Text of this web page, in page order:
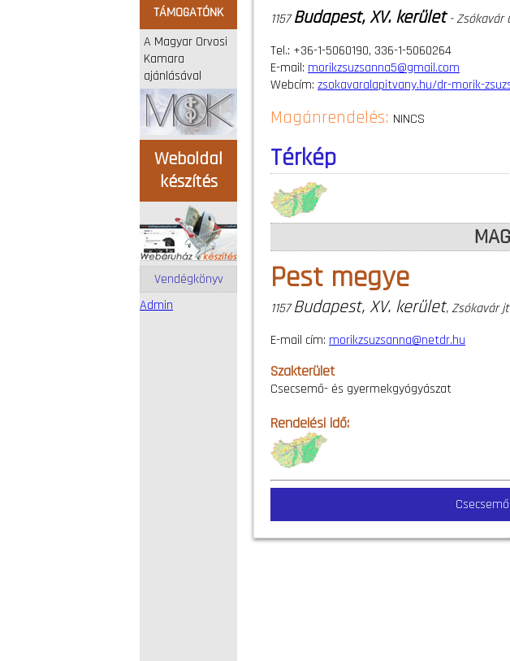
TÁMOGATÓNK
A Magyar Orvosi
Kamara
ajánlásával
Weboldal
készítés
Vendégkönyv
Admin
1157Budapest, XV. kerület- Zsókavár
Tel.: +36-1-5060190, 336-1-5060264
E-mail: morikzsuzsanna5@gmail.com
Webcím: zsokavaralapitvany.hu/dr-morik-
Magánrendelés: NINCS
Térkép
Pest megye
1157Budapest, XV. kerület, Zsókavár
E-mail cím: morikzsuzsanna@netdr.hu
Szakterület
Csecsemő- és gyermekgyógyászat
Rendelési idő: